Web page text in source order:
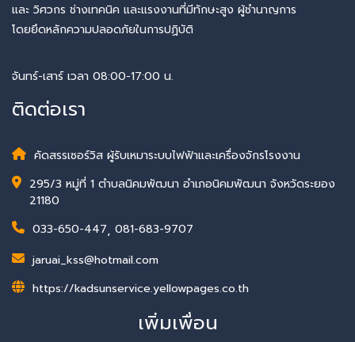
และ วิศวกร ช่างเทคนิค และแรงงานที่มีทักษะสูง ผู้ชำนาญการ
โดยยึดหลักความปลอดภัยในการปฏิบัติ
จันทร์-เสาร์ เวลา 08:00-17:00 น.
ติดต่อเรา
คัดสรรเซอร์วิส ผู้รับเหมาระบบไฟฟ้าและเครื่องจักรโรงงาน
295/3 หมู่ที่ 1 ตำบลนิคมพัฒนา อำเภอนิคมพัฒนา จังหวัดระยอง
21180
033-650-447, 081-683-9707
jaruai_kss@hotmail.com
https://kadsunservice.yellowpages.co.th
เพิ่มเพื่อน